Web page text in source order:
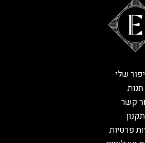
שלי
חנות
קשר
תקנון
פרטיות